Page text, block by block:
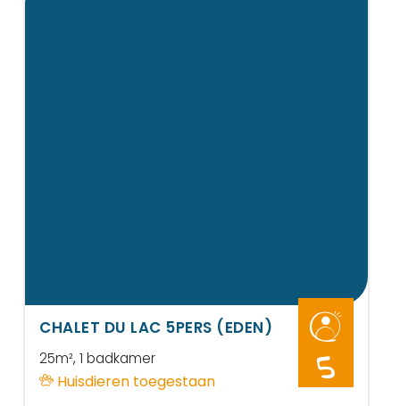
CHALET DU LAC 5PERS (EDEN)
25m², 1 badkamer
Huisdieren toegestaan 5